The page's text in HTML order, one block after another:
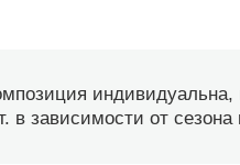
зависимости от